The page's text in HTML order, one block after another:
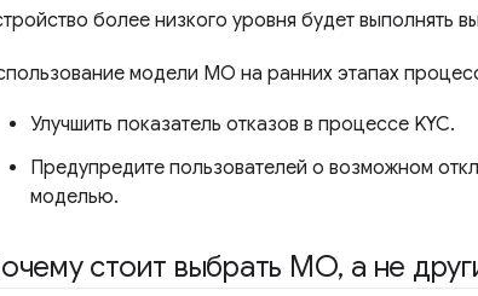
более низкого уровня будет выполнять
модели МО на ранних этапах
Улучшить показатель отказов в процессе KYC.
Предупредите пользователей о возможном
моделью.
стоит выбрать МО, а не